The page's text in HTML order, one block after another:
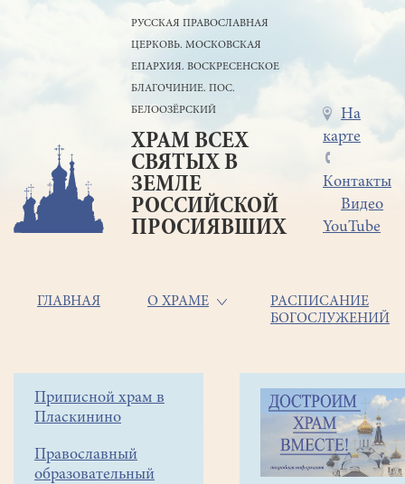
РУССКАЯ ПРАВОСЛАВНАЯ
ЦЕРКОВЬ. МОСКОВСКАЯ
ЕПАРХИЯ. ВОСКРЕСЕНСКОЕ
БЛАГОЧИНИЕ. ПОС.
БЕЛООЗЁРСКИЙ
ХРАМ ВСЕХ
СВЯТЫХ В
ЗЕМЛЕ
РОССИЙСКОЙ
ПРОСИЯВШИХ
Меню
в
шапке
На
карте
Контакты
Видео
YouTube
Основная
ГЛАВНАЯ О ХРАМЕ
РАСПИСАНИЕ
БОГОСЛУЖЕНИЙ
Боковое
меню
Приписной храм в
Пласкинино
Православный
образовательный
Строка
навигации
Объявления